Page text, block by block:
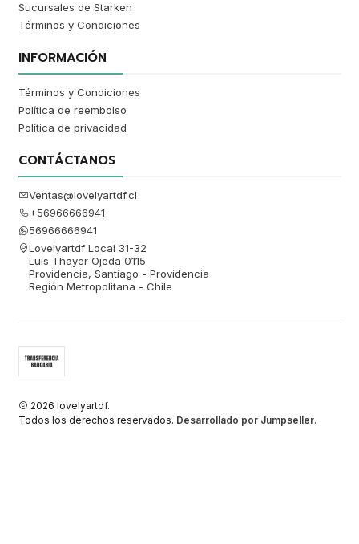
Sucursales de Starken
Términos y Condiciones
INFORMACIÓN
Términos y Condiciones
Política de reembolso
Política de privacidad
CONTÁCTANOS
Ventas@lovelyartdf.cl
+56966666941
56966666941
Lovelyartdf Local 31-32
Luis Thayer Ojeda 0115
Providencia, Santiago - Providencia
Región Metropolitana - Chile
2026 lovelyartdf.
Todos los derechos reservados. Desarrollado por Jumpseller.